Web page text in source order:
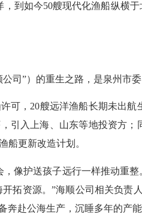
如今50艘现代化渔船纵横
”）的重生之路，是泉州市委
，20艘远洋渔船长期未出航
引入上海、山东等地投资方
船更新改造计划。
护送孩子远行一样推动重整
开拓资源。”海顺公司相关负
奔赴公海生产，沉睡多年的产能